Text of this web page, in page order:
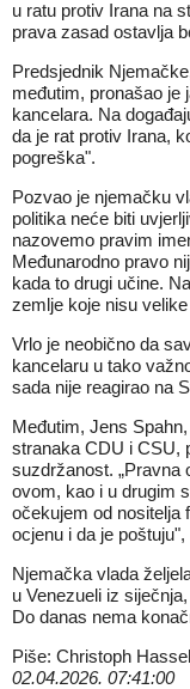
u ratu protiv Irana na
prava zasad ostavlja
Predsjednik
međutim, pronašao je
kancelara. Na
da je rat protiv Irana,
pogreška".
Pozvao je njemačku
politika neće biti
nazovemo pravim
Međunarodno pravo
kada to drugi učine.
zemlje koje nisu
Vrlo je neobično da
kancelaru u tako
sada nije reagirao na
Međutim, Jens
stranaka CDU i CSU,
suzdržanost. „Pravna
ovom, kao i u drugim
očekujem od nositelja
ocjenu i da je
Njemačka vlada
u Venezueli iz
Do danas nema
Piše: Christoph
02.04.2026. 07:41:00